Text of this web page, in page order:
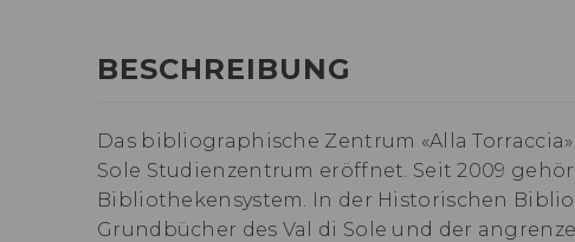
BESCHREIBUNG
Das bibliographische Zentrum «Alla Torraccia»
Sole Studienzentrum eröffnet. Seit 2009
Bibliothekensystem. In der Historischen
Grundbücher des Val di Sole und der